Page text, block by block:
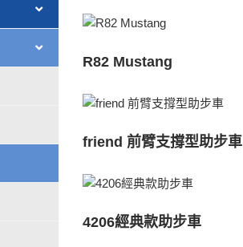
R82 Mustang
friend 前臂支撐型助步車
4206經典款助步車